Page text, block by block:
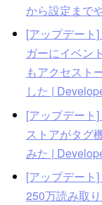
から設定まで
[アップデート
ガーにイベン
もアクセスト
した |
[アップデート
ストアがタグ
みた |
[アップデート
250万読み取